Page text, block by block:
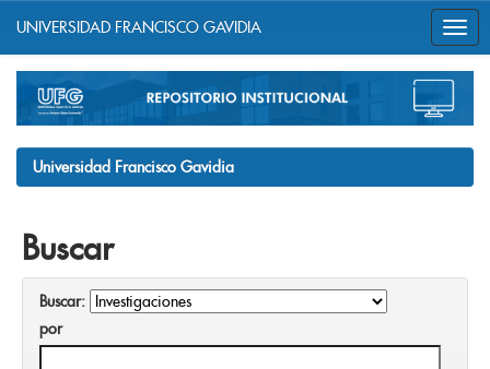
navigation
UNIVERSIDAD FRANCISCO GAVIDIA
Universidad Francisco Gavidia
Buscar
Buscar:
por